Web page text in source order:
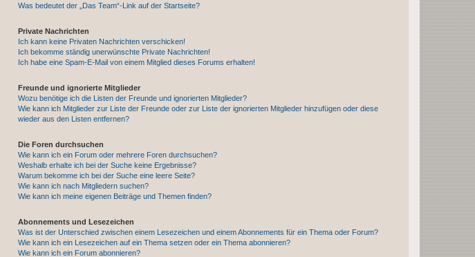
Was bedeutet der „Das Team“-Link auf der Startseite?
Private Nachrichten
Ich kann keine Privaten Nachrichten verschicken!
Ich bekomme ständig unerwünschte Private Nachrichten!
Ich habe eine Spam-E-Mail von einem Mitglied dieses Forums erhalten!
Freunde und ignorierte Mitglieder
Wozu benötige ich die Listen der Freunde und ignorierten Mitglieder?
Wie kann ich Mitglieder zur Liste der Freunde oder zur Liste der ignorierten Mitglieder hinzufügen oder diese
wieder aus den Listen entfernen?
Die Foren durchsuchen
Wie kann ich ein Forum oder mehrere Foren durchsuchen?
Weshalb erhalte ich bei der Suche keine Ergebnisse?
Warum bekomme ich bei der Suche eine leere Seite?
Wie kann ich nach Mitgliedern suchen?
Wie kann ich meine eigenen Beiträge und Themen finden?
Abonnements und Lesezeichen
Was ist der Unterschied zwischen einem Lesezeichen und einem Abonnements für ein Thema oder Forum?
Wie kann ich ein Lesezeichen auf ein Thema setzen oder ein Thema abonnieren?
Wie kann ich ein Forum abonnieren?